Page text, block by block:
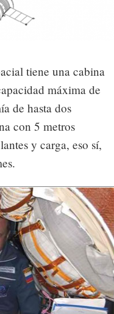
tiene una cabina
máxima de
de hasta dos
con 5 metros
y carga, eso sí,